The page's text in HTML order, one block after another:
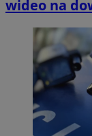
wideo na